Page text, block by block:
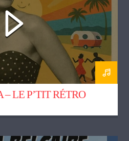
– LE P’TIT RÉTRO